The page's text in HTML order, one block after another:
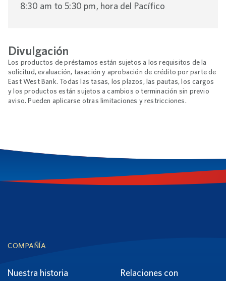
8:30 am to 5:30 pm, hora del Pacífico
Divulgación
Los productos de préstamos están sujetos a los requisitos de la
solicitud, evaluación, tasación y aprobación de crédito por parte de
East West Bank. Todas las tasas, los plazos, las pautas, los cargos
y los productos están sujetos a cambios o terminación sin previo
aviso. Pueden aplicarse otras limitaciones y restricciones.
Footer
COMPAÑÍA
Nuestra historia
Relaciones con